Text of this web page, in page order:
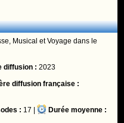
, Musical etVoyage dans le
diffusion : 2023
diffusion française :
: 17 |
Durée moyenne :